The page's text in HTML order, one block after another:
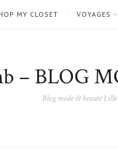
MY CLOSET VOYAGES
– BLOG
Blog mode & beauté